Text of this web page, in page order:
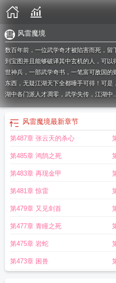
风雷魔境
数百年前，一位武学奇才被陷害而死，
到宝图并且能够破译其中玄机的人，可
世神兵，一部武学奇书，一笔富可敌国
东西，无疑江湖天下全都唾手可得！可
湖中各门派人才凋零，武学失传，江湖中
刃风雷剑传奇动画片金庸群侠传魔神
风雷魔神剑陈青云 风雷剑仙
动画片
魔神雷魔神动画片雷神剑风神剑是什么
哪个好
风雷魔境最新章节
第487章 张云天的杀心
第485章 鸿鹄之死
第483章 再现金甲
第481章 惊雷
第479章 又见剑首
第477章 青瞳之死
第475章 岩蛇
第473章 困兽